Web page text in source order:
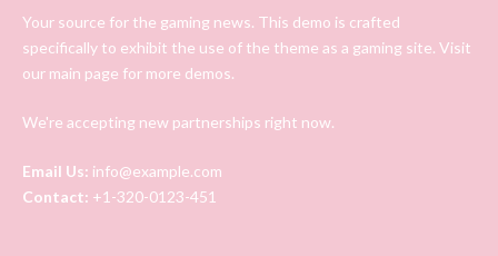
Your source for the gaming news. This demo is crafted
specifically to exhibit the use of the theme as a gaming site. Visit
our main page for more demos.
We're accepting new partnerships right now.
Email Us: info@example.com
Contact: +1-320-0123-451